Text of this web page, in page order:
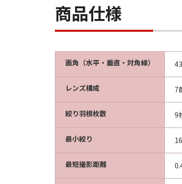
商品仕様
画角（水平・垂直・対角線）
レンズ構成 7
絞り羽根枚数 9
最小絞り 16
最短撮影距離